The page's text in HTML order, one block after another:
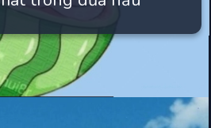
https://manhua.edu.vn/hinh-nen-may-tinh-doremon-4k